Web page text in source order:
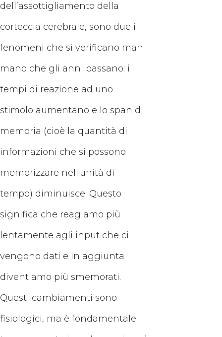
dell’assottigliamento della
corteccia cerebrale, sono due i
fenomeni che si verificano man
mano che gli anni passano: i
tempi di reazione ad uno
stimolo aumentano e lo span di
memoria (cioè la quantità di
informazioni che si possono
memorizzare nell'unità di
tempo) diminuisce. Questo
significa che reagiamo più
lentamente agli input che ci
vengono dati e in aggiunta
diventiamo più smemorati.
Questi cambiamenti sono
fisiologici, ma è fondamentale